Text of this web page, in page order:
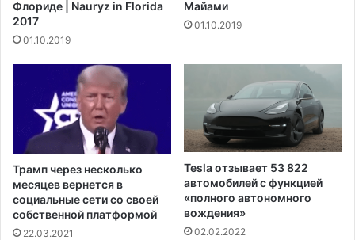
н
о
в
н
м
р
а
б
а
м
о
о
с
о
Флориде | Nauryz in Florida
2017
01.10.2019
Майами
01.10.2019
Трамп через несколько
месяцев вернется в
социальные сети со своей
собственной платформой
22.03.2021
Tesla отзывает 53 822
автомобилей с функцией
«полного автономного
вождения»
02.02.2022